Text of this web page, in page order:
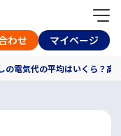
わせ マイページ
の電気代の平均はいくら？高